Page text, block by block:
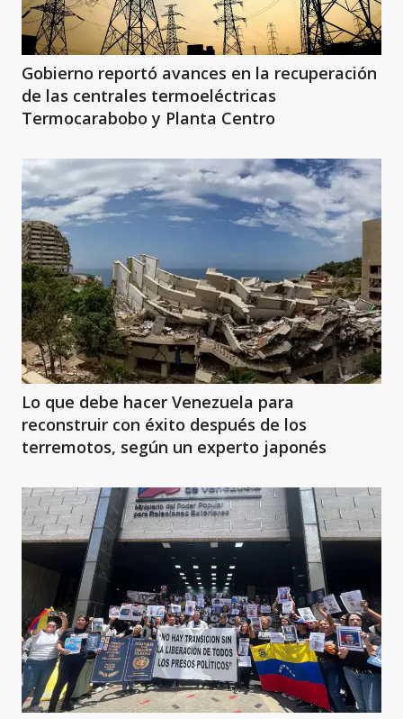
Gobierno reportó avances en la recuperación
de las centrales termoeléctricas
Termocarabobo y Planta Centro
Lo que debe hacer Venezuela para
reconstruir con éxito después de los
terremotos, según un experto japonés